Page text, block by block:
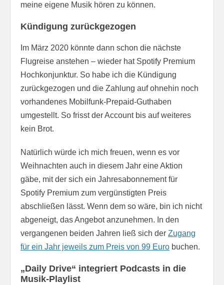
meine eigene Musik hören zu können.
Kündigung zurückgezogen
Im März 2020 könnte dann schon die nächste
Flugreise anstehen – wieder hat Spotify Premium
Hochkonjunktur. So habe ich die Kündigung
zurückgezogen und die Zahlung auf ohnehin noch
vorhandenes Mobilfunk-Prepaid-Guthaben
umgestellt. So frisst der Account bis auf weiteres
kein Brot.
Natürlich würde ich mich freuen, wenn es vor
Weihnachten auch in diesem Jahr eine Aktion
gäbe, mit der sich ein Jahresabonnement für
Spotify Premium zum vergünstigten Preis
abschließen lässt. Wenn dem so wäre, bin ich nicht
abgeneigt, das Angebot anzunehmen. In den
vergangenen beiden Jahren ließ sich der Zugang
für ein Jahr jeweils zum Preis von 99 Euro buchen.
„Daily Drive“ integriert Podcasts in die
Musik-Playlist